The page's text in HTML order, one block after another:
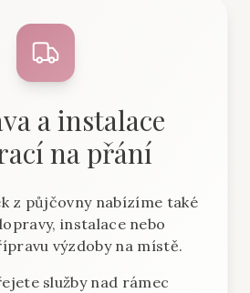
a instalace
na přání
z půjčovny nabízíme také
instalace nebo
výzdoby na místě.
služby nad rámec